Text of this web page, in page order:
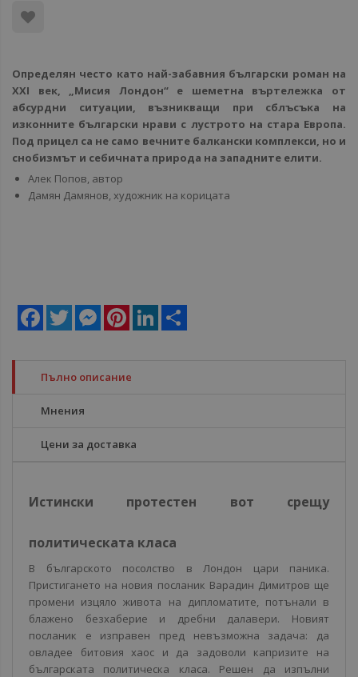
Определян често като най-забавния български роман на
XXI век, „Мисия Лондон“ е шеметна въртележка от
абсурдни ситуации, възникващи при сблъсъка на
изконните български нрави с лустрото на стара Европа.
Под прицел са не само вечните балкански комплекси, но и
снобизмът и себичната природа на западните елити.
Алек Попов, автор
Дамян Дамянов, художник на корицата
Facebook
Twitter MessengerPinterestLinkedIn
Пълно описание
Мнения
Цени за доставка
Истински протестен вот срещу
политическата класа
В българското посолство в Лондон цари паника.
Пристигането на новия посланик Варадин Димитров ще
промени изцяло живота на дипломатите, потънали в
блажено безхаберие и дребни далавери. Новият
посланик е изправен пред невъзможна задача: да
овладее битовия хаос и да задоволи капризите на
българската политическа класа. Решен да изпълни